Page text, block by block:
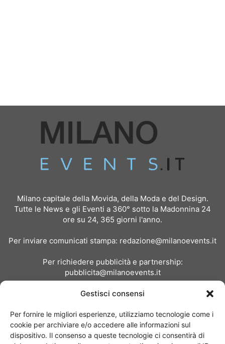
Gestisci consensi
Per fornire le migliori esperienze, utilizziamo tecnologie come i
cookie per archiviare e/o accedere alle informazioni sul
dispositivo. Il consenso a queste tecnologie ci consentirà di
Milano capitale della Movida, della Moda e del Design.
Tutte le News e gli Eventi a 360° sotto la Madonnina 24
ore su 24, 365 giorni l'anno.
Per inviare comunicati stampa: redazione@milanoevents.it
Per richiedere pubblicità e partnership:
pubblicita@milanoevents.it